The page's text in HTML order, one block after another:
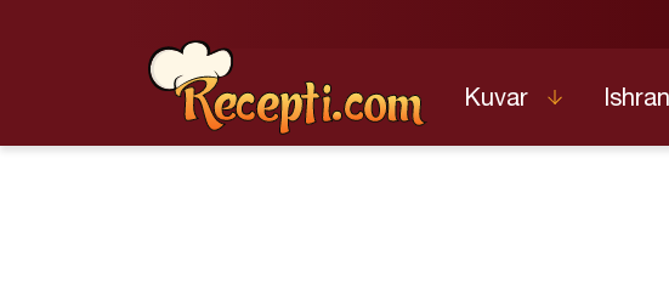
Kuvar